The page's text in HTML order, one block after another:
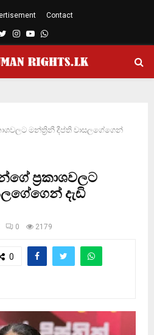
Contact
TwitterInstagram
YoutubeWhatsapp
මන්ත්‍රිනී දීප්ති වාසලගේගෙන්
ප්‍රකාශවලට
දැඩි
0 2179
0